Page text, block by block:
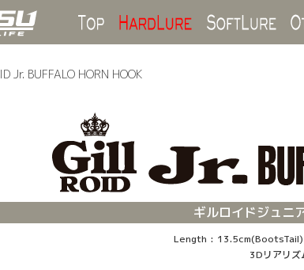
Top Hard Lure
Jr. BUFFALO HORN HOOK
ギルロイドジュニ
Length :
3Dリアリズ